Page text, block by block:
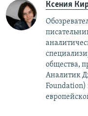
Ксения
общества,
Аналитик
Foundation)